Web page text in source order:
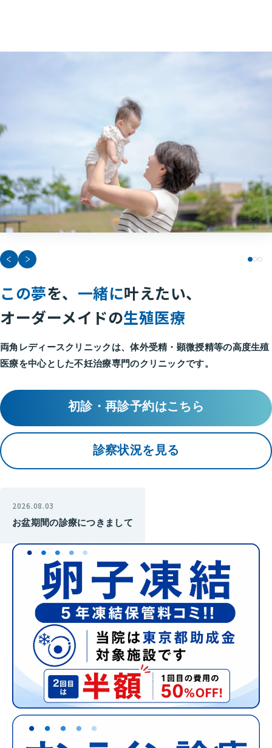
この夢を、 一緒に叶えたい、
オーダーメイドの生殖医療
両角レディースクリニックは、体外受精・顕微授精等の高度生殖
医療を中心とした不妊治療専門のクリニックです。
初診・再診予約はこちら
診察状況を見る
2026.08.03
お盆期間の診療につきまして